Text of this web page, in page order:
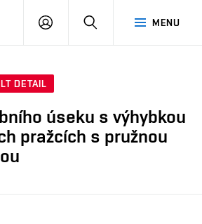
MENU
LOG
SEARCH
DETAIL
úseku s výhybkou
pražcích s pružnou